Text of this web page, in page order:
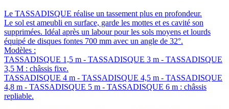
Le TASSADISQUE réalise un tassement plus en profondeur.
Le sol est ameubli en surface, garde les mottes et es cavité son
supprimées. Idéal après un labour pour les sols moyens et lourds
équipé de disques fontes 700 mm avec un angle de 32°.
Modèles :
TASSADISQUE 1,5 m - TASSADISQUE 3 m - TASSADISQUE
3,5 M : châssis fixe.
TASSADISQUE 4 m - TASSADISQUE 4,5 m - TASSADISQUE
4,8 m - TASSADISQUE 5 m - TASSADISQUE 6 m : châssis
repliable.